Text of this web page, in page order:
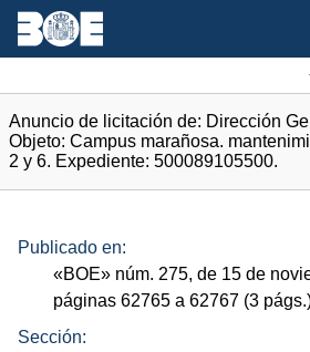
Anuncio de licitación de: Dirección
Objeto: Campus marañosa.
2 y 6. Expediente: 500089105500.
Publicado en:
«BOE» núm. 275, de 15 de
páginas 62765 a 62767 (3 págs.
Sección: